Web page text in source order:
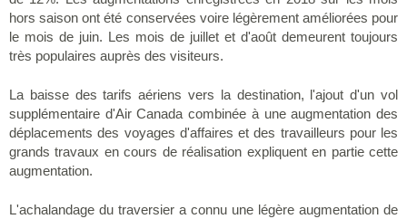
hors saison ont été conservées voire légèrement améliorées pour
le mois de juin. Les mois de juillet et d'août demeurent toujours
très populaires auprès des visiteurs.
La baisse des tarifs aériens vers la destination, l'ajout d'un vol
supplémentaire d'Air Canada combinée à une augmentation des
déplacements des voyages d'affaires et des travailleurs pour les
grands travaux en cours de réalisation expliquent en partie cette
augmentation.
L'achalandage du traversier a connu une légère augmentation de